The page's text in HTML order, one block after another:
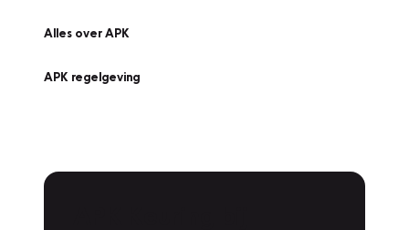
Alles over APK
APK regelgeving